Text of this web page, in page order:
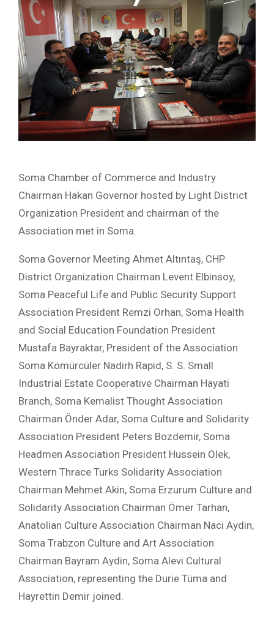
Soma Chamber of Commerce and Industry
Chairman Hakan Governor hosted by Light District
Organization President and chairman of the
Association met in Soma.
Soma Governor Meeting Ahmet Altıntaş, CHP
District Organization Chairman Levent Elbinsoy,
Soma Peaceful Life and Public Security Support
Association President Remzi Orhan, Soma Health
and Social Education Foundation President
Mustafa Bayraktar, President of the Association
Soma Kömürcüler Nadirh Rapid, S. S. Small
Industrial Estate Cooperative Chairman Hayati
Branch, Soma Kemalist Thought Association
Chairman Önder Adar, Soma Culture and Solidarity
Association President Peters Bozdemir, Soma
Headmen Association President Hussein Olek,
Western Thrace Turks Solidarity Association
Chairman Mehmet Akin, Soma Erzurum Culture and
Solidarity Association Chairman Ömer Tarhan,
Anatolian Culture Association Chairman Naci Aydin,
Soma Trabzon Culture and Art Association
Chairman Bayram Aydin, Soma Alevi Cultural
Association, representing the Durie Tüma and
Hayrettin Demir joined.